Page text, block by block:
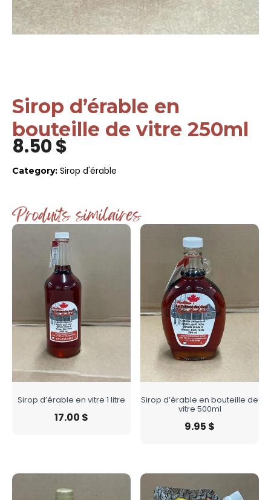
Sirop d’érable en
bouteille de vitre 250ml
8.50$
Category: Sirop d'érable
Produits similaires
Sirop d’érable en vitre 1 litre
17.00 $
Sirop d’érable en bouteille de
vitre 500ml
9.95 $